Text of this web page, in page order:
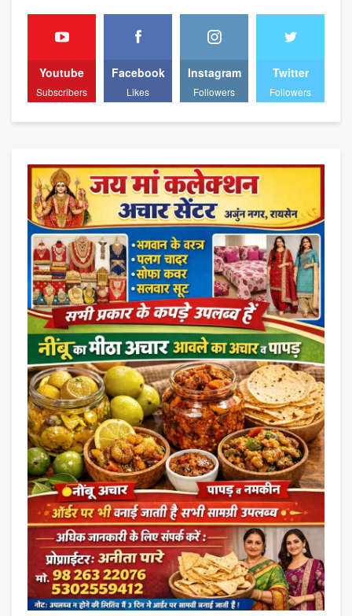
Youtube
Subscribers
Facebook
Likes
Instagram
Followers
Twitter
Followers